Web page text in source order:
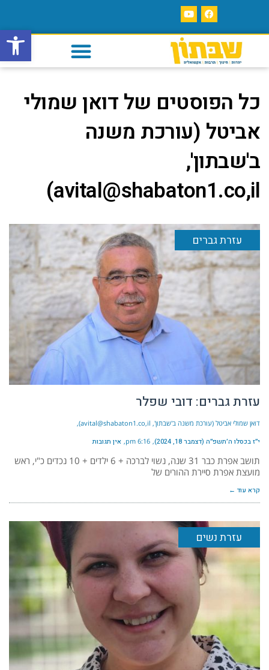
פתח
כל הפוסטים שלדואן שמולי
אביטל (עורכת משנה
ב'שבתון',
avital@shabaton1.co,il)
עזרת גברים
עזרת גברים: דובי שפלר
דואן שמולי אביטל (עורכת משנה ב'שבתון', avital@shabaton1.co,il)
י״ז בכסלו ה׳תשפ״ה (דצמבר 18, 2024) 6:16 pm אין תגובות
תושב אפרת כבר 31 שנה, נשוי לברכה + 6 ילדים + 10 נכדים כ"י, ראש
מועצת אפרת סיירת ההורים של
קרא עוד ←
עזרת נשים